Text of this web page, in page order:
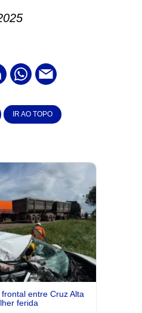
IR AO TOPO
entre Cruz Alta
ferida